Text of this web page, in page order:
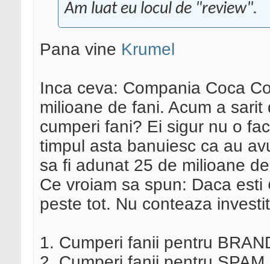
Am luat eu locul de "review".
Pana vine Krumel
Inca ceva: Compania Coca
milioane de fani. Acum a
cumperi fani? Ei sigur nu o
timpul asta banuiesc ca au
sa fi adunat 25 de milioane
Ce vroiam sa spun: Daca esti
peste tot. Nu conteaza
1. Cumperi fanii pentru